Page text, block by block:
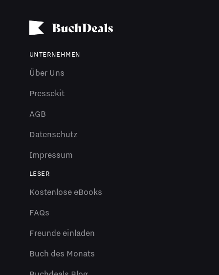
UNTERNEHMEN
Über Uns
Pressekit
AGB
Datenschutz
Impressum
LESER
Kostenlose eBooks
FAQs
Freunde einladen
Buch des Monats